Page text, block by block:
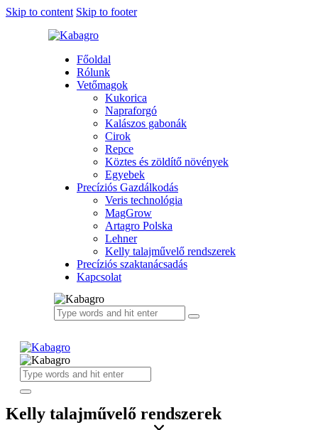
Skip to content Skip to footer
Főoldal
Rólunk
Vetőmagok
Kukorica
Napraforgó
Kalászos gabonák
Cirok
Repce
Köztes és zöldítő növények
Egyebek
Precíziós Gazdálkodás
Veris technológia
MagGrow
Artagro Polska
Lehner
Kelly talajművelő rendszerek
Precíziós szaktanácsadás
Kapcsolat
Kelly talajművelő rendszerek